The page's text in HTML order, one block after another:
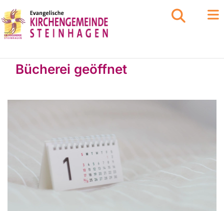
Bücherei geöffnet